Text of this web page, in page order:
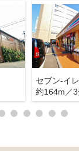
約164m／